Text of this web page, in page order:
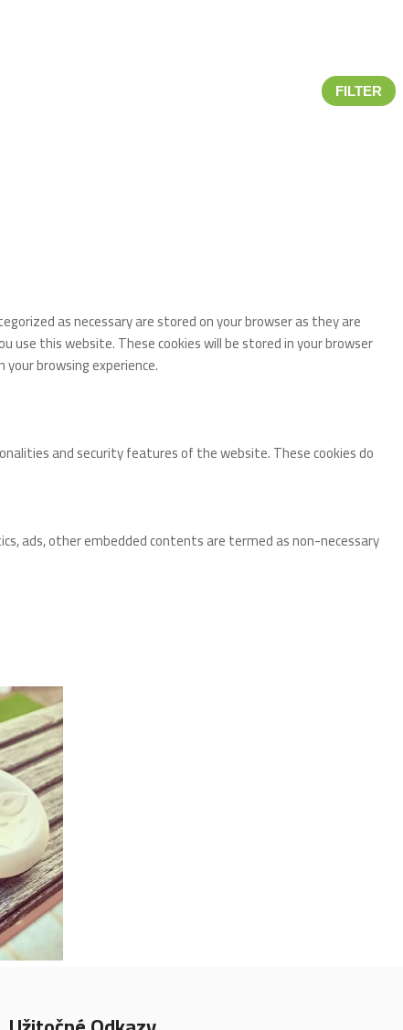
FILTER
as necessary are stored on your browser as they are
this website. These cookies will be stored in your browser
browsing experience.
and security features of the website. These cookies do
ads, other embedded contents are termed as non-necessary